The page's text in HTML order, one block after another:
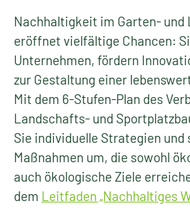
Nachhaltigkeit im Garten- und
eröffnet vielfältige Chancen:
Unternehmen, fördern
zur Gestaltung einer
Mit dem 6-Stufen-Plan des
Landschafts- und
Sie individuelle Strategien und
Maßnahmen um, die sowohl
auch ökologische Ziele
dem Leitfaden „Nachhaltiges